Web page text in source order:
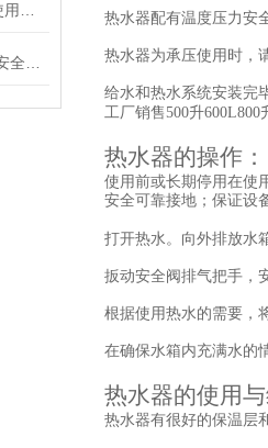
热水器配有温度压力安
热水器为承压使用时，
给水和热水系统安装完
工厂销售500升600L800
热水器的操作：
使用前或长期停用在使
安全可靠接地；保证设
打开热水。向外排放水
扳动安全阀排气把手，
根据使用热水的需要，
在确保水箱内充满水的
热水器的使用
热水器有很好的保温层